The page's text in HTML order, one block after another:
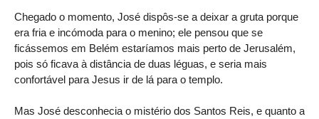
Chegado o momento, José dispôs-se a deixar a gruta porque
era fria e incómoda para o menino; ele pensou que se
ficássemos em Belém estaríamos mais perto de Jerusalém,
pois só ficava à distância de duas léguas, e seria mais
confortável para Jesus ir de lá para o templo.
Mas José desconhecia o mistério dos Santos Reis, e quanto a